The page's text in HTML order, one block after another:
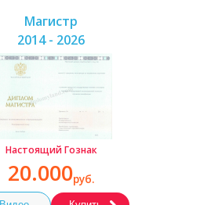
Магистр
2014 - 2026
Настоящий Гознак
20.000руб.